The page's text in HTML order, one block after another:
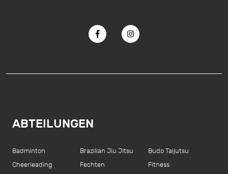
ABTEILUNGEN
Badminton Brazilian Jiu Jitsu
Budo Taijutsu
Cheerleading
Fechten
Fitness